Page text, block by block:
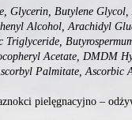
Glycerin, Butylene
Alcohol, Arachidyl
Acetate, DMDM
Palmitate,
pielęgnacyjno –